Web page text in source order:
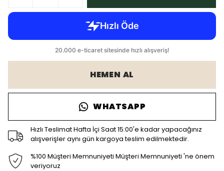
HEMEN AL
WHATSAPP
Hızlı Teslimat Hafta İçi Saat 15:00'e kadar yapacağınız
alışverişler aynı gün kargoya teslim edilmektedir.
%100 Müşteri Memnuniyeti Müşteri Memnuniyeti 'ne önem
veriyoruz